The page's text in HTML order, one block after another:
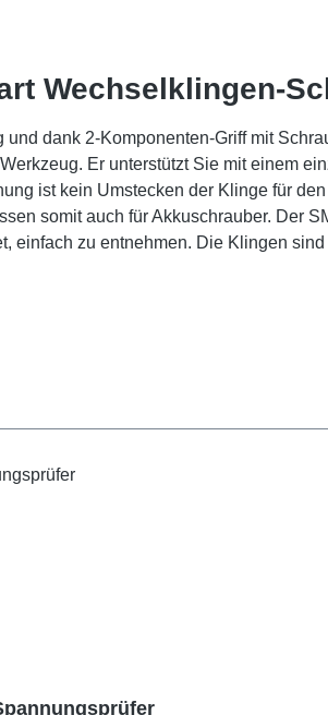
Wechselklingen-
dank 2-Komponenten-Griff mit
Er unterstützt Sie mit einem
ist kein Umstecken der Klinge für
somit auch für Akkuschrauber. Der
einfach zu entnehmen. Die Klingen